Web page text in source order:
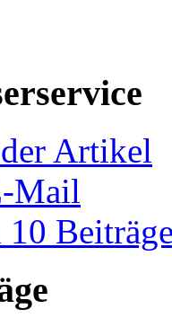
Artikel
Mail